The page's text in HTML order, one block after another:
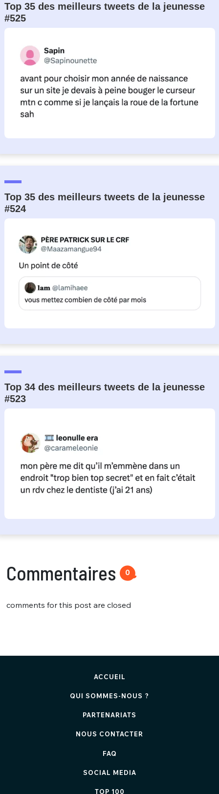
Top 35 des meilleurs tweets de la jeunesse
#525
Top 35 des meilleurs tweets de la jeunesse
#524
Top 34 des meilleurs tweets de la jeunesse
#523
Commentaires 0
comments for this post are closed
ACCUEIL
QUI SOMMES-NOUS ?
PARTENARIATS
NOUS CONTACTER
FAQ
SOCIAL MEDIA
TOP 100